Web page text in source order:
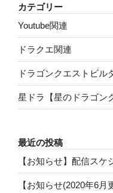
カテゴリー
Youtube関連
ドラクエ関連
ドラゴンクエストビル
星ドラ【星のドラゴン
最近の投稿
【お知らせ】配信ス
【お知らせ(2020年6